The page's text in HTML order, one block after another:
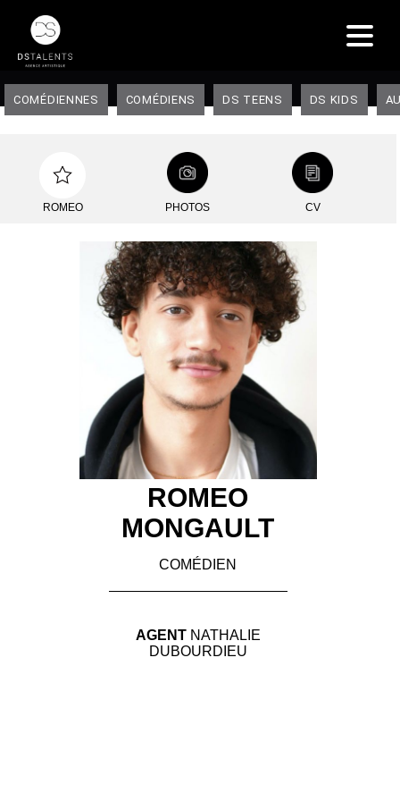
COMÉDIENNES COMÉDIENS DS TEENS DS KIDS
ROMEO PHOTOS CV
ROMEO
MONGAULT
COMÉDIEN
AGENT NATHALIE
DUBOURDIEU